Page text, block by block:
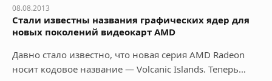
08.08.2013
Стали известны названия графических ядер для
новых поколений видеокарт AMD
Давно стало известно, что новая серия AMD Radeon
носит кодовое название — Volcanic Islands. Теперь…